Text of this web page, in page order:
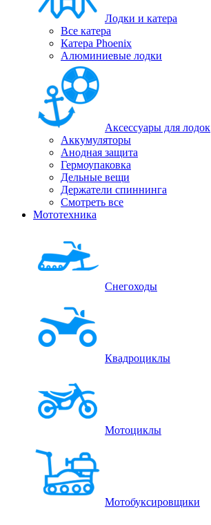
Лодки и катера
Все катера
Катера Phoenix
Алюминиевые лодки
Аксессуары для лодок
Аккумуляторы
Анодная защита
Гермоупаковка
Дельные вещи
Держатели спиннинга
Смотреть все
Мототехника
Снегоходы
Квадроциклы
Мотоциклы
Мотобуксировщики